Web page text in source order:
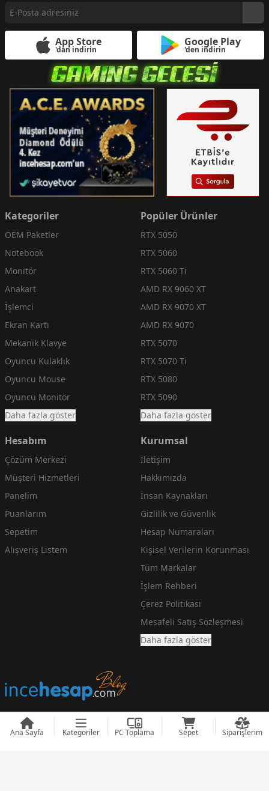
Ana Sayfa Kategoriler PC Toplama Sepet Siparişlerim
App Store
'dan indirin
Google Play
'den indirin
Kategoriler
OEM Paketler
Notebook
Monitör
Anakart
İşlemci
Ekran Kartı
Mekanik Klavye
Oyuncu Kulaklık
Oyuncu Mouse
Oyuncu Monitör
Daha fazla göster
Popüler Ürünler
RTX 5050
RTX 5060
RTX 5060 Ti
AMD RX 9060 XT
AMD RX 9070 XT
AMD RX 9070
RTX 5070
RTX 5070 Ti
RTX 5080
RTX 5090
Daha fazla göster
Hesabım
Çözüm Merkezi
Müşteri Hizmetleri
Panelim
Puanlarım
Sepetim
Alışveriş Listem
Kurumsal
İletişim
Hakkımızda
İnsan Kaynakları
Gizlilik ve Güvenlik
Hesap Numaraları
Kişisel Verilerin Korunması
Tüm Markalar
İşlem Rehberi
Çerez Politikası
Mesafeli Satış Sözleşmesi
Daha fazla göster